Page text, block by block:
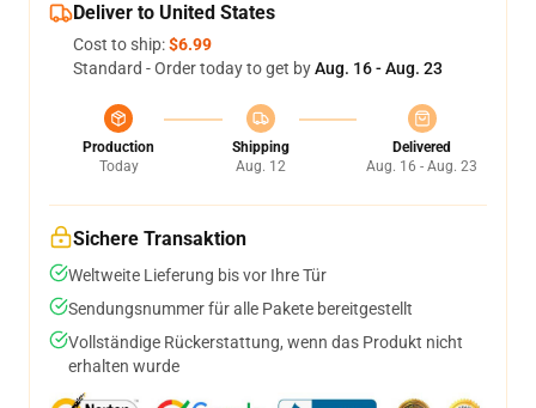
Deliver to United States
Cost to ship:$6.99
Standard - Order today to get byAug. 16 - Aug. 23
Production
Today
Shipping
Aug. 12
Delivered
Aug. 16 - Aug. 23
Sichere Transaktion
Weltweite Lieferung bis vor Ihre Tür
Sendungsnummer für alle Pakete bereitgestellt
Vollständige Rückerstattung, wenn das Produkt nicht
erhalten wurde